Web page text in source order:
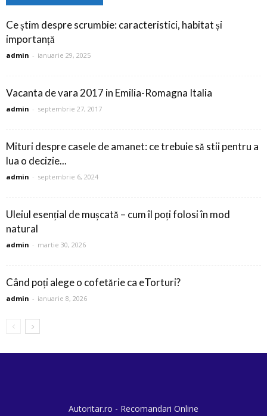
Ce știm despre scrumbie: caracteristici, habitat și
importanță
admin - ianuarie 29, 2025
Vacanta de vara 2017 in Emilia-Romagna Italia
admin - septembrie 27, 2017
Mituri despre casele de amanet: ce trebuie să stii pentru a
lua o decizie...
admin - septembrie 6, 2024
Uleiul esențial de mușcată – cum îl poți folosi în mod
natural
admin - martie 30, 2026
Când poți alege o cofetărie ca eTorturi?
admin - ianuarie 8, 2026
Autoritar.ro - Recomandari Online